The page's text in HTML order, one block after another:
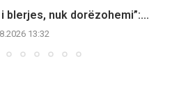
blerjes, nuk dorëzohemi”:...
13:32